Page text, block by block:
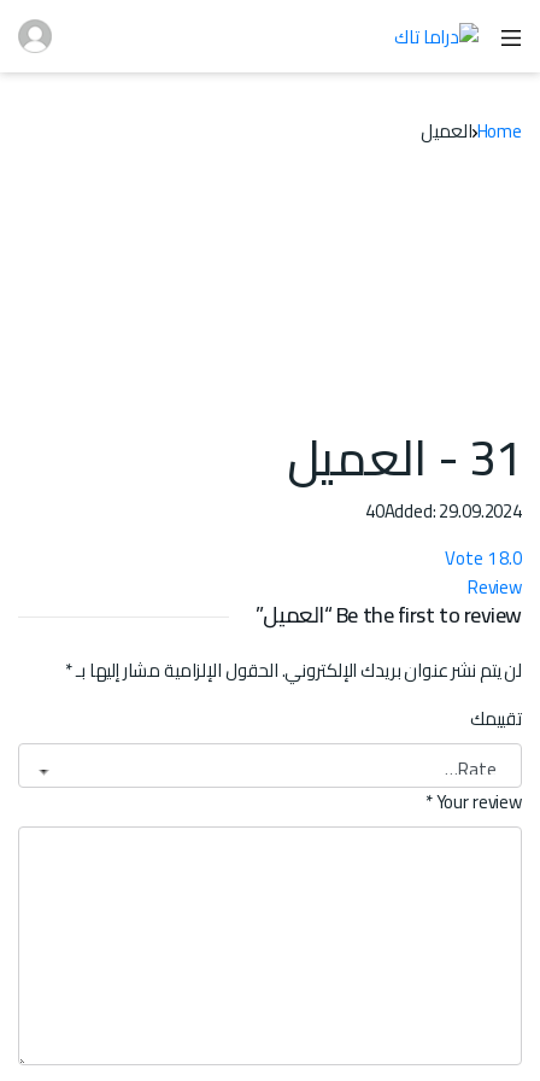
Homeالعميل
31 - العميل
40Added: 29.09.2024
8.0
1
Review
Be the first to review “العميل”
لن يتم نشر عنوان بريدك الإلكتروني.الحقول الإلزامية مشار إليها بـ*
تقييمك
Your review
*